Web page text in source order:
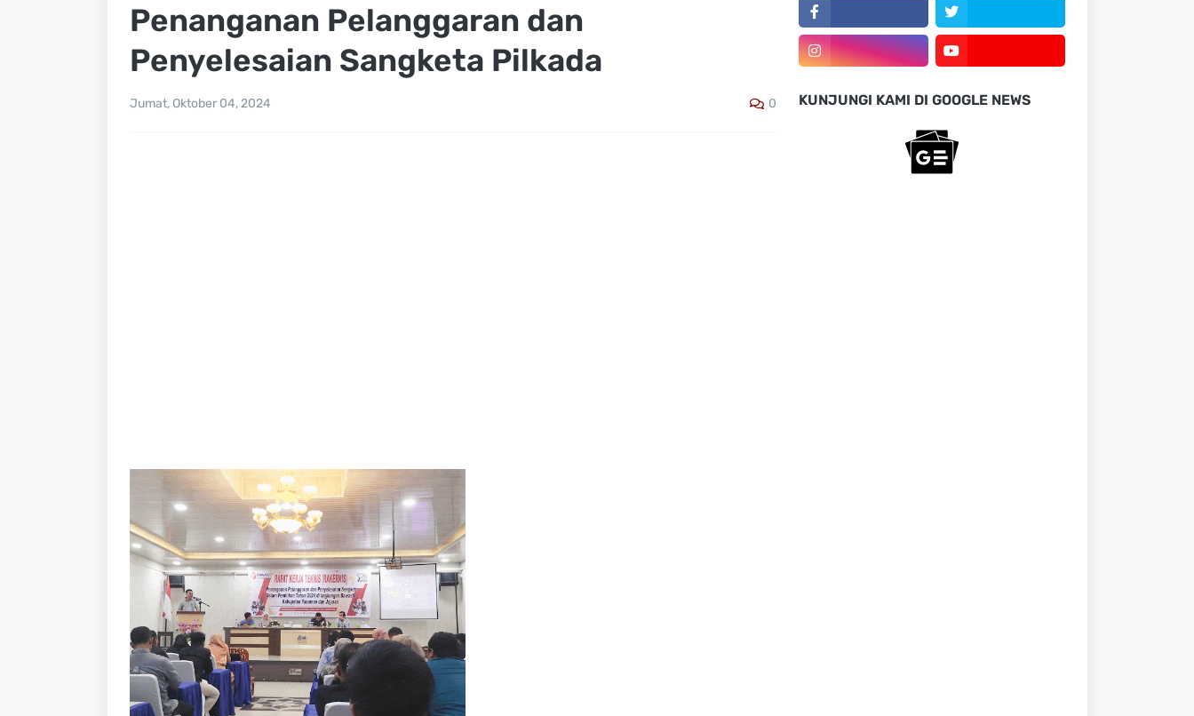
Penanganan Pelanggaran dan
Penyelesaian Sangketa Pilkada
Jumat, Oktober 04, 2024 0 KUNJUNGI KAMI DI GOOGLE NEWS